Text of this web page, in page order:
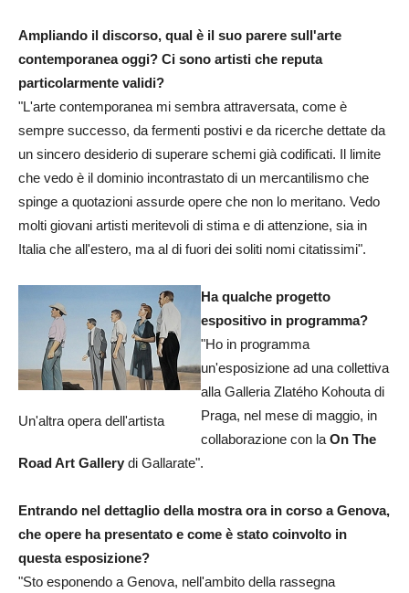
Ampliando il discorso, qual è il suo parere sull'arte
contemporanea oggi? Ci sono artisti che reputa
particolarmente validi?
"L'arte contemporanea mi sembra attraversata, come è
sempre successo, da fermenti postivi e da ricerche dettate da
un sincero desiderio di superare schemi già codificati. Il limite
che vedo è il dominio incontrastato di un mercantilismo che
spinge a quotazioni assurde opere che non lo meritano. Vedo
molti giovani artisti meritevoli di stima e di attenzione, sia in
Italia che all'estero, ma al di fuori dei soliti nomi citatissimi".
Un'altra opera dell'artista
Ha qualche progetto
espositivo in programma?
"Ho in programma
un'esposizione ad una collettiva
alla Galleria Zlatého Kohouta di
Praga, nel mese di maggio, in
collaborazione con la On The
Road Art Gallery di Gallarate".
Entrando nel dettaglio della mostra ora in corso a Genova,
che opere ha presentato e come è stato coinvolto in
questa esposizione?
"Sto esponendo a Genova, nell'ambito della rassegna